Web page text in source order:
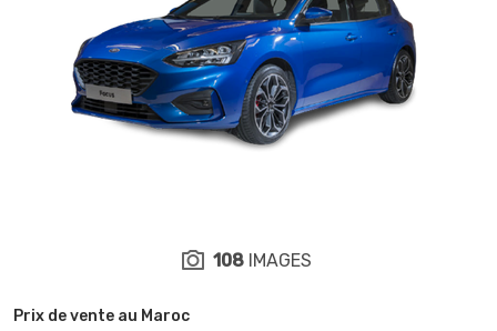
Prix de vente au Maroc
108 IMAGES